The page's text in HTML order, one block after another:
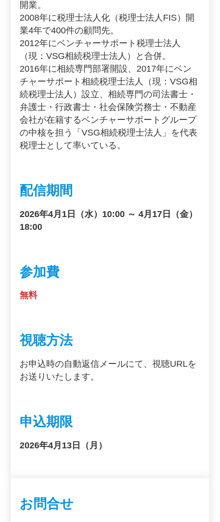
開業。
2008年に税理士法人化（税理士法人FIS）開
業4年で400件の顧問先。
2012年にベンチャーサポート税理士法人
（現：VSG相続税理士法人）と合併。
2016年に相続専門部署開設、2017年にベン
チャーサポート相続税理士法人（現：VSG相
続税理士法人）設立、相続専門の司法書士・
弁護士・行政書士・社会保険労務士・不動産
会社が在籍するベンチャーサポートグループ
の中核を担う「VSG相続税理士法人」を代表
税理士として率いている。
配信期間
2026年4月1日（水）10:00 ～ 4月17日（金）
18:00
参加費
無料
視聴方法
お申込時の自動返信メールにて、視聴URLを
お送りいたします。
申込期限
2026年4月13日（月）
お問合せ